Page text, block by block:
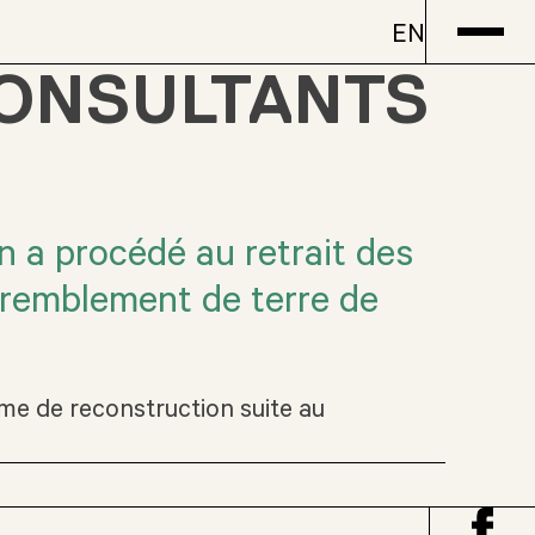
EN
a procédé au retrait des
de terre de
de reconstruction suite au